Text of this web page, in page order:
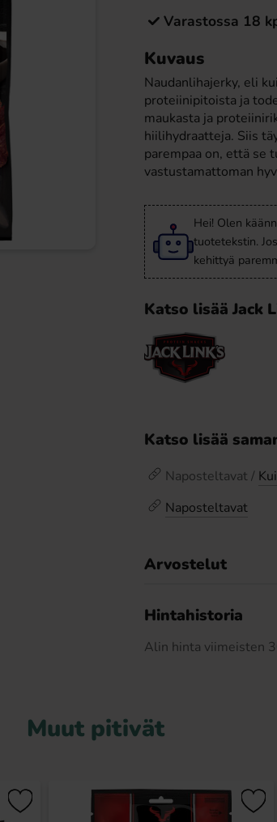
Ramlösa Kirsikka 33cl
1.19 EUR
Varastossa 18
Kuvaus
Naudanlihajerky, eli
proteiinipitoista ja
maukasta ja
hiilihydraatteja. Siis
parempaa on, että se
vastustamattoman
Hei! Olen
tuotetekstin.
kehittyä
Katso lisää Jack
Katso lisää
Naposteltavat /
Naposteltavat
Arvostelut
Hintahistoria
Alin hinta viimeisten
Muut pitivät